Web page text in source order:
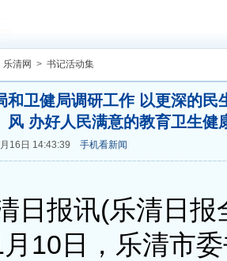
乐清网 > 书记活动集
和卫健局调研工作 以更深的民
风 办好人民满意的教育卫生健
16日 14:43:39 手机看新闻
报讯(乐清日报
10日，乐清市